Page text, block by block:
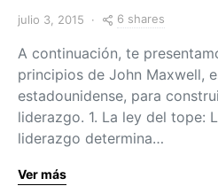
julio 3, 2015 6 shares
A continuación, te
principios de John Maxwell,
estadounidense, para
liderazgo. 1. La ley del tope:
liderazgo determina…
Ver más